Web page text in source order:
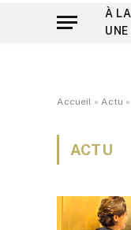
À LA
UNE
Accueil » Actu »
ACTU